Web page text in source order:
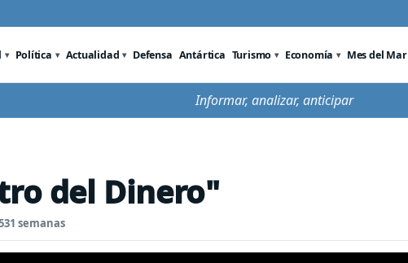
Política Actualidad Defensa Antártica Turismo Economía Mes del Mar
Informar, analizar, anticipar
del Dinero"
semanas